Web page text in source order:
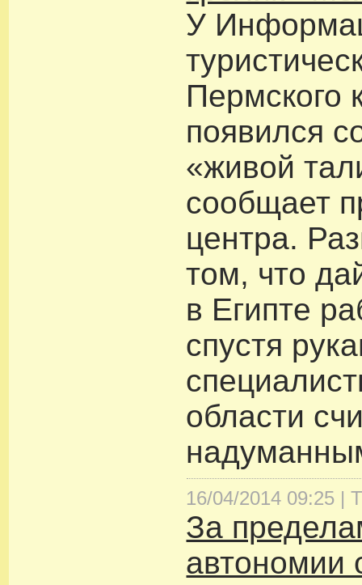
У
Пермского
появился
«живой
сообщает
центра.
том, что
в Египте
спустя
области
16/04/2014 09:25 |
За
автономии